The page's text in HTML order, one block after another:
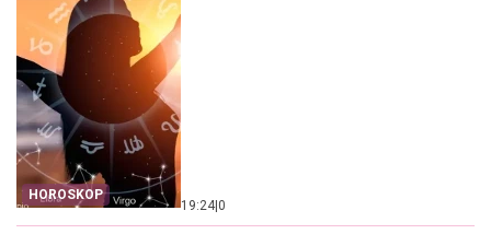
HOROSKOP
19:24 0